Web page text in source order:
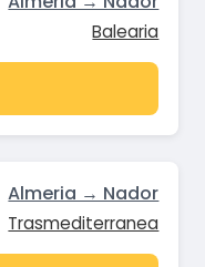
Balearia
Almeria → Nador
Trasmediterranea